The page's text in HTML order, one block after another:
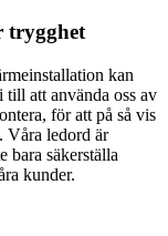
trygghet
kan
att använda oss av
för att på så vis
Våra ledord är
bara säkerställa
kunder.